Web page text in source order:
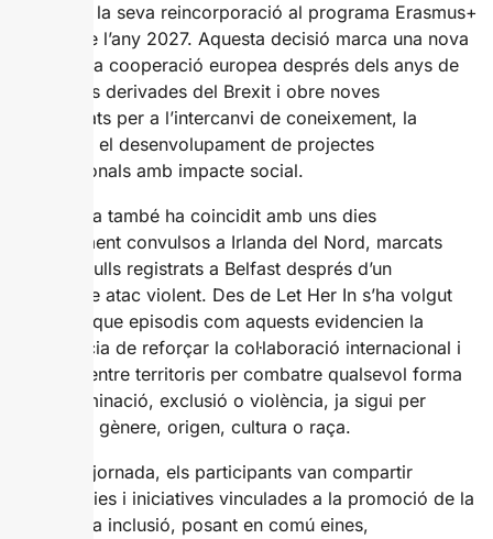
confirmat la seva reincorporació al programa Erasmus+
a partir de l’any 2027. Aquesta decisió marca una nova
etapa en la cooperació europea després dels anys de
limitacions derivades del Brexit i obre noves
oportunitats per a l’intercanvi de coneixement, la
mobilitat i el desenvolupament de projectes
transnacionals amb impacte social.
La trobada també ha coincidit amb uns dies
especialment convulsos a Irlanda del Nord, marcats
pels aldarulls registrats a Belfast després d’un
presumpte atac violent. Des de Let Her In s’ha volgut
remarcar que episodis com aquests evidencien la
importància de reforçar la col·laboració internacional i
el diàleg entre territoris per combatre qualsevol forma
de discriminació, exclusió o violència, ja sigui per
motius de gènere, origen, cultura o raça.
Durant la jornada, els participants van compartir
experiències i iniciatives vinculades a la promoció de la
igualtat i la inclusió, posant en comú eines,